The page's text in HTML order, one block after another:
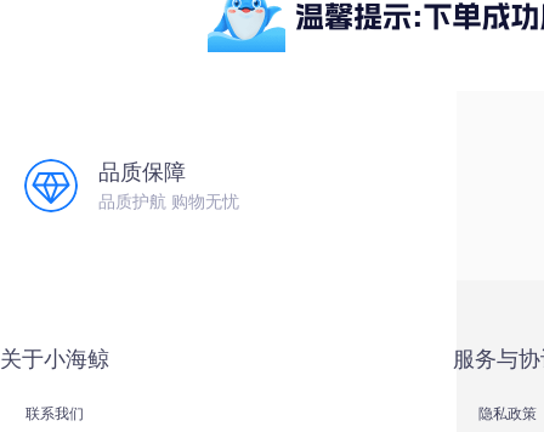
品质保障
品质护航 购物无忧
关于小海鲸
联系我们
服务与
隐私政策